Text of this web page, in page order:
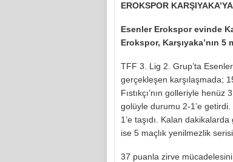
EROKSPOR
Esenler Erokspor evinde
Erokspor, Karşıyaka’nın
TFF 3. Lig 2. Grup’ta
gerçekleşen karşılaşmada;
Fıstıkçı’nın golleriyle
golüyle durumu 2-1’e getirdi.
1’e taşıdı. Kalan dakikalarda
ise 5 maçlık yenilmezlik
37 puanla zirve